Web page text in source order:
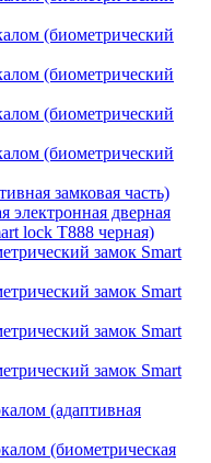
(биометрический
(биометрический
(биометрический
(биометрический
замковая часть)
электронная дверная
lock T888 черная)
замок Smart
замок Smart
замок Smart
замок Smart
(адаптивная
(биометрическая